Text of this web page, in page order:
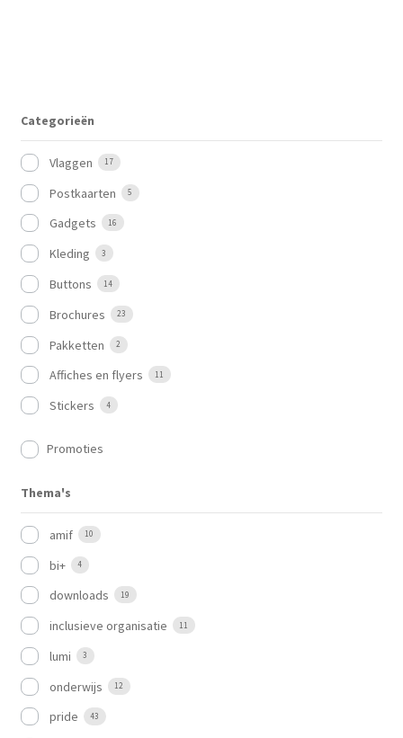
Categorieën
Vlaggen 17
Postkaarten 5
Gadgets 16
Kleding 3
Buttons 14
Brochures 23
Pakketten 2
Affiches en flyers 11
Stickers 4
Promoties
Thema's
amif 10
bi+ 4
downloads 19
inclusieve organisatie 11
lumi 3
onderwijs 12
pride 43